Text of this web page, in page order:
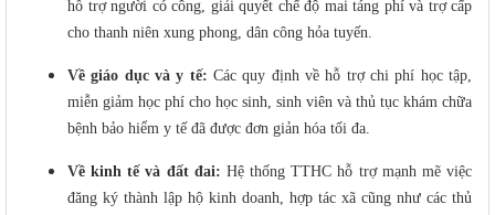
hỗ trợ người có công, giải quyết chế độ mai táng phí và trợ cấp
cho thanh niên xung phong, dân công hỏa tuyến.
Về giáo dục và y tế: Các quy định về hỗ trợ chi phí học tập,
miễn giảm học phí cho học sinh, sinh viên và thủ tục khám chữa
bệnh bảo hiểm y tế đã được đơn giản hóa tối đa.
Về kinh tế và đất đai: Hệ thống TTHC hỗ trợ mạnh mẽ việc
đăng ký thành lập hộ kinh doanh, hợp tác xã cũng như các thủ